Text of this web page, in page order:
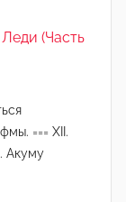
(Часть
=== XII.
Акуму